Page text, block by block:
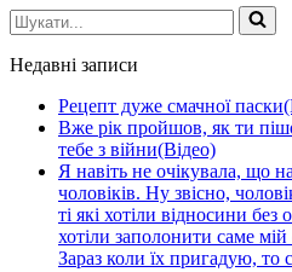
Шукати...
Недавні записи
Рецепт дуже смачної
Вже рік пройшов, як ти
тебе з війни(Відео)
Я навіть не очікувала, що
чоловіків. Ну звісно,
ті які хотіли відносини без
хотіли заполонити саме
Зараз коли їх пригадую, то